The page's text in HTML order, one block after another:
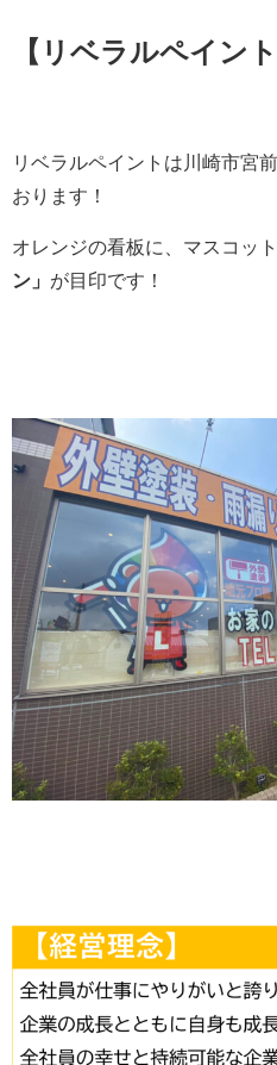
【リベラルペイン
リベラルペイントは川崎市宮
おります！
オレンジの看板に、マスコッ
ン」 が目印です！